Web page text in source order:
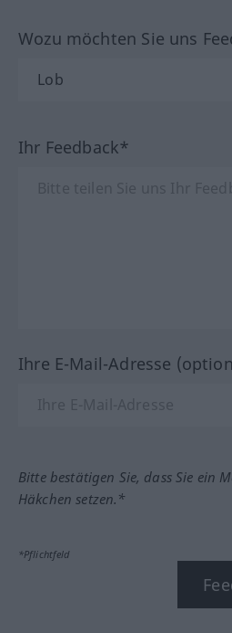
Wozu möchten Sie uns
Ihr Feedback*
Ihre E-Mail-Adresse
Bitte bestätigen Sie, dass Sie ein
Häkchen setzen.*
*Pflichtfeld